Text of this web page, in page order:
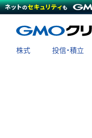
株式 投信・積立